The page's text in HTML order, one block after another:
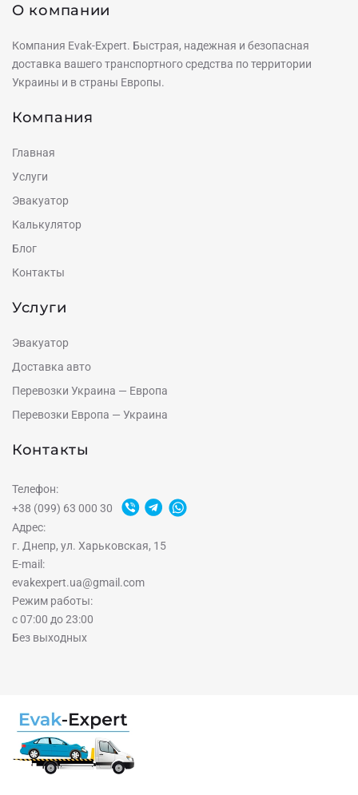
О компании
Компания Evak-Expert. Быстрая, надежная и безопасная
доставка вашего транспортного средства по территории
Украины и в страны Европы.
Компания
Главная
Услуги
Эвакуатор
Калькулятор
Блог
Контакты
Услуги
Эвакуатор
Доставка авто
Перевозки Украина — Европа
Перевозки Европа — Украина
Контакты
Телефон:
+38 (099) 63 000 30
Адрес:
г. Днепр, ул. Харьковская, 15
E-mail:
evakexpert.ua@gmail.com
Режим работы:
с 07:00 до 23:00
Без выходных